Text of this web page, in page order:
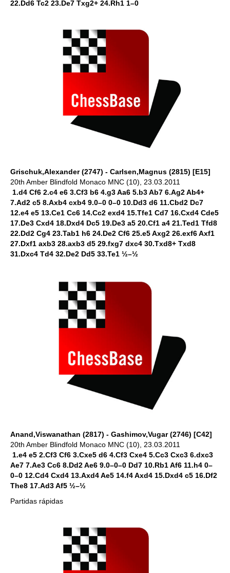
22.Dd6 Tc2 23.De7 Txg2+ 24.Rh1 1–0
Grischuk,Alexander (2747) - Carlsen,Magnus (2815) [E15]
20th Amber Blindfold Monaco MNC (10), 23.03.2011
1.d4 Cf6 2.c4 e6 3.Cf3 b6 4.g3 Aa6 5.b3 Ab7 6.Ag2 Ab4+
7.Ad2 c5 8.Axb4 cxb4 9.0–0 0–0 10.Dd3 d6 11.Cbd2 Dc7
12.e4 e5 13.Ce1 Cc6 14.Cc2 exd4 15.Tfe1 Cd7 16.Cxd4 Cde5
17.De3 Cxd4 18.Dxd4 Dc5 19.De3 a5 20.Cf1 a4 21.Ted1 Tfd8
22.Dd2 Cg4 23.Tab1 h6 24.De2 Cf6 25.e5 Axg2 26.exf6 Axf1
27.Dxf1 axb3 28.axb3 d5 29.fxg7 dxc4 30.Txd8+ Txd8
31.Dxc4 Td4 32.De2 Dd5 33.Te1 ½–½
Anand,Viswanathan (2817) - Gashimov,Vugar (2746) [C42]
20th Amber Blindfold Monaco MNC (10), 23.03.2011
1.e4 e5 2.Cf3 Cf6 3.Cxe5 d6 4.Cf3 Cxe4 5.Cc3 Cxc3 6.dxc3
Ae7 7.Ae3 Cc6 8.Dd2 Ae6 9.0–0–0 Dd7 10.Rb1 Af6 11.h4 0–
0–0 12.Cd4 Cxd4 13.Axd4 Ae5 14.f4 Axd4 15.Dxd4 c5 16.Df2
The8 17.Ad3 Af5 ½–½
Partidas rápidas